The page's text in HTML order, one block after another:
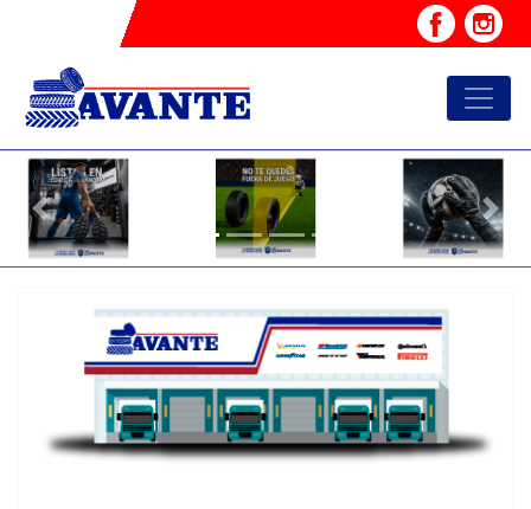
Previous Next